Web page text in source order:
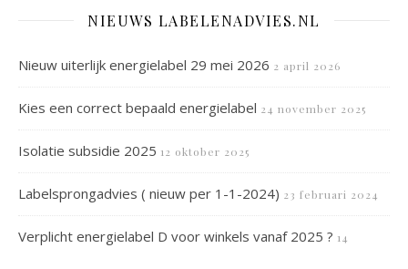
NIEUWS LABELENADVIES.NL
Nieuw uiterlijk energielabel 29 mei 2026 2 april 2026
Kies een correct bepaald energielabel 24 november 2025
Isolatie subsidie 2025 12 oktober 2025
Labelsprongadvies ( nieuw per 1-1-2024) 23 februari 2024
Verplicht energielabel D voor winkels vanaf 2025 ? 14